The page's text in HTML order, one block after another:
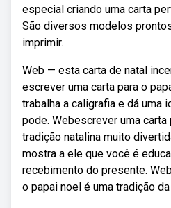
especial criando uma carta
São diversos modelos
imprimir.
Web — esta carta de natal
escrever uma carta para o
trabalha a caligrafia e dá uma
pode. Webescrever uma carta
tradição natalina muito
mostra a ele que você é
recebimento do presente.
o papai noel é uma tradição